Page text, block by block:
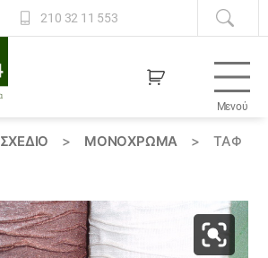
210 32 11 553
Μενού
ΣΧΕΔΙΟ > ΜΟΝΌΧΡΩΜΑ >
ΤΑΦ